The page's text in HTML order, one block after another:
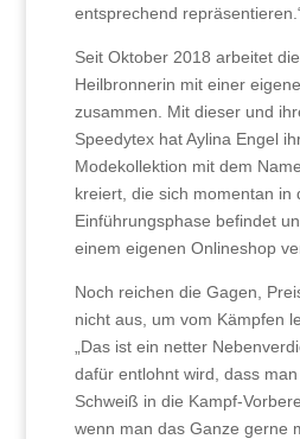
entsprechend
Seit Oktober 2018 arbeitet
Heilbronnerin mit einer
zusammen. Mit dieser und
Speedytex hat Aylina Engel
Modekollektion mit dem
kreiert, die sich momentan in
Einführungsphase befindet
einem eigenen Onlineshop
Noch reichen die Gagen,
nicht aus, um vom Kämpfen
„Das ist ein netter
dafür entlohnt wird, dass
Schweiß in die Kampf-
wenn man das Ganze gerne